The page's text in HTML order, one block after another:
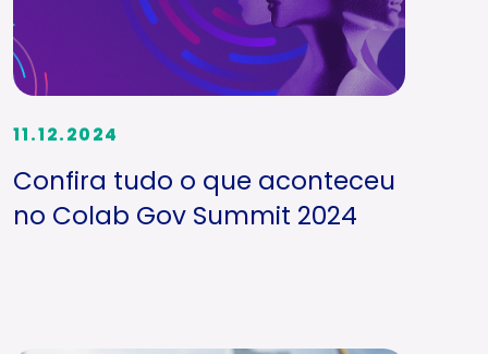
11.12.2024
Confira tudo o que aconteceu
no Colab Gov Summit 2024